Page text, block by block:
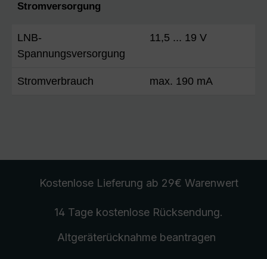
Stromversorgung
LNB-
Spannungsversorgung
11,5 ... 19 V
Stromverbrauch max. 190 mA
Kostenlose Lieferung ab 29€ Warenwert
14 Tage kostenlose Rücksendung.
Altgeräterücknahmebeantragen